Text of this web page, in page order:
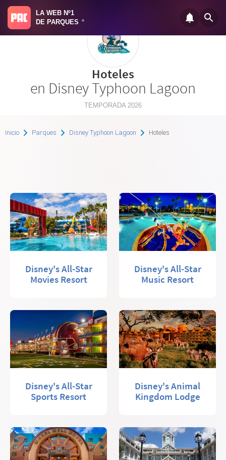
LA WEB Nº1
DE PARQUES
®
Hoteles
en Disney Typhoon Lagoon
TEMPORADA 2026
Inicio Parques Disney Typhoon Lagoon Hoteles
Disney's All-Star
Movies Resort
Disney's All-Star
Music Resort
Disney's All-Star
Sports Resort
Disney's Animal
Kingdom Lodge